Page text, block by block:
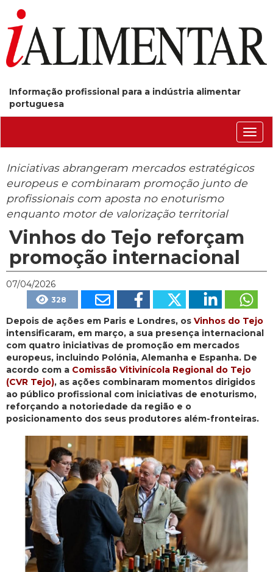
Informação profissional para a indústria alimentar
portuguesa
Iniciativas abrangeram mercados estratégicos
europeus e combinaram promoção junto de
profissionais com aposta no enoturismo
enquanto motor de valorização territorial
Vinhos do Tejo reforçam
promoção internacional
07/04/2026
328
Depois de ações em Paris e Londres, os Vinhos do Tejo
intensificaram, em março, a sua presença internacional
com quatro iniciativas de promoção em mercados
europeus, incluindo Polónia, Alemanha e Espanha. De
acordo com a Comissão Vitivinícola Regional do Tejo
(CVR Tejo), as ações combinaram momentos dirigidos
ao público profissional com iniciativas de enoturismo,
reforçando a notoriedade da região e o
posicionamento dos seus produtores além-fronteiras.